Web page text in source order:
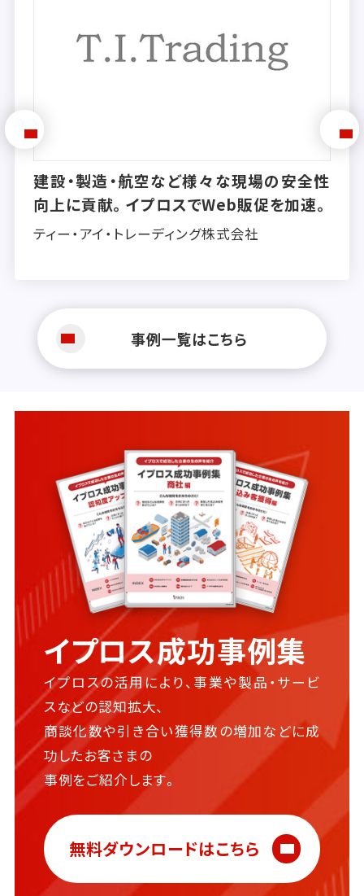
建設・製造・航空など様々な現場の安全性
向上に貢献。イプロスでWeb販促を加速。
ティー・アイ・トレーディング株式会社
事例一覧はこちら
イプロス成功事例集
イプロスの活用により、事業や製品・サービ
スなどの認知拡大、
商談化数や引き合い獲得数の増加などに成
功したお客さまの
事例をご紹介します。
無料ダウンロードはこちら